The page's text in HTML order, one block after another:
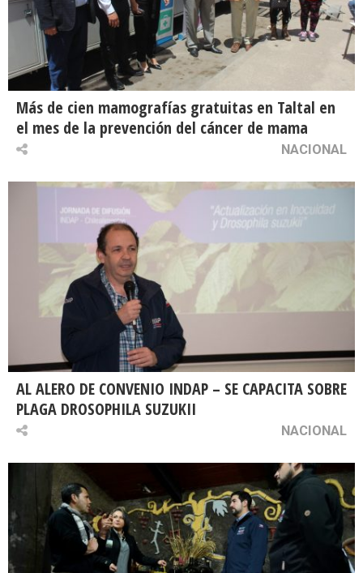
Más de cien mamografías gratuitas en Taltal en
el mes de la prevención del cáncer de mama
NACIONAL
AL ALERO DE CONVENIO INDAP – SE CAPACITA SOBRE
PLAGA DROSOPHILA SUZUKII
NACIONAL